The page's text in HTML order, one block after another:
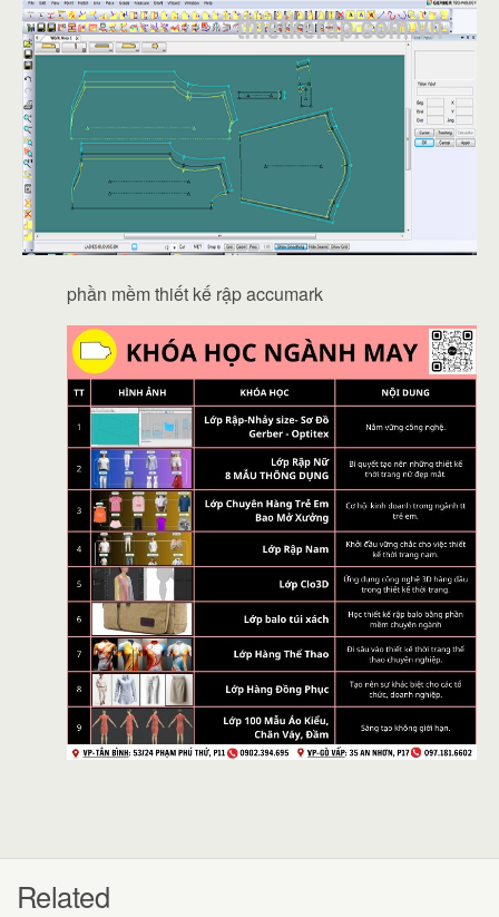
phần mềm thiết kế rập accumark
Related